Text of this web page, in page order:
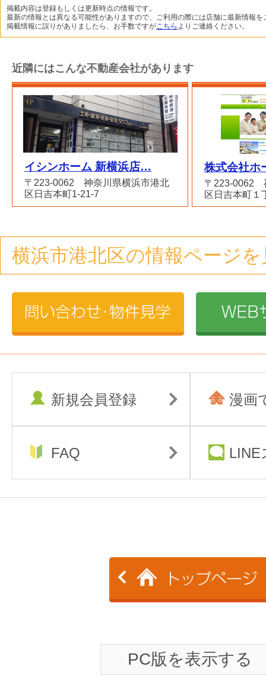
掲載内容は登録もしくは更新時点の情報です。
最新の情報とは異なる可能性がありますので、ご利用の際には店舗に最新情報を
掲載情報に誤りがありましたら、お手数ですがこちら よりご連絡ください。
近隣にはこんな不動産会社があります
イシンホーム 新横浜店…
〒223-0062 神奈川県横浜市港北
区日吉本町1-21-7
株式会社ホ
〒223-0062
区日吉本町１
横浜市港北区の情報ページ
新規会員登録 漫画
FAQ LINE
PC版を表示する